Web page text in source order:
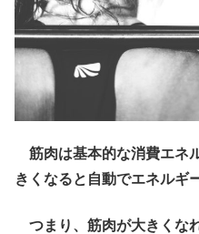
筋肉は基本的な消費エネ
きくなると自動でエネルギ
つまり、筋肉が大きくな